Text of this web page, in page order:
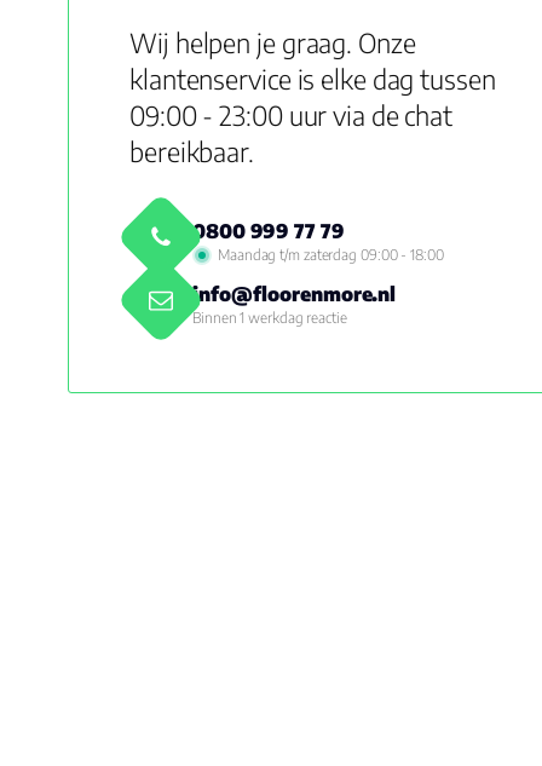
Wij helpen je graag. Onze
klantenservice is elke dag tussen
09:00 - 23:00 uur via de chat
bereikbaar.
0800 999 77 79
Maandag t/m zaterdag 09:00 - 18:00
info@floorenmore.nl
Binnen 1 werkdag reactie